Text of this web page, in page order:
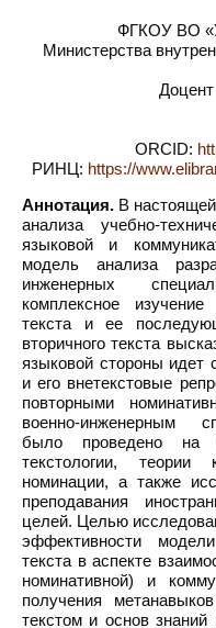
ФГКОУ ВО
Министерства
ORCID:
РИНЦ: https://
Аннотация. В
анализа учебно-
языковой и
модель анализа
инженерных
комплексное
текста и ее
вторичного текста
языковой стороны идет
и его внетекстовые
повторными
военно-инженерным
было проведено на
текстологии,
номинации, а также
преподавания
целей. Целью
эффективности
текста в аспекте
номинативной) и
получения
текстом и основ